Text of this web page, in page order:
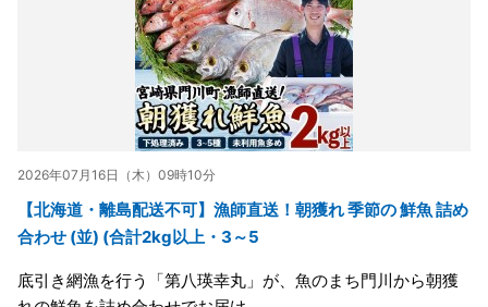
2026年07月16日（木）09時10分
【北海道・離島配送不可】漁師直送！朝獲れ 季節の 鮮魚 詰め
合わせ (並) (合計2kg以上・3～5
底引き網漁を行う「第八瑛幸丸」が、魚のまち門川から朝獲